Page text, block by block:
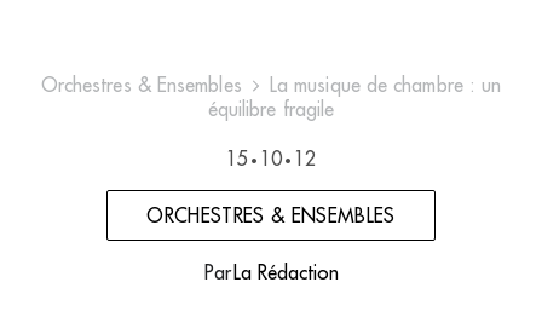
Orchestres & Ensembles
La musique de chambre : un
équilibre fragile
15 • 10 • 12
ORCHESTRES & ENSEMBLES
ParLa Rédaction